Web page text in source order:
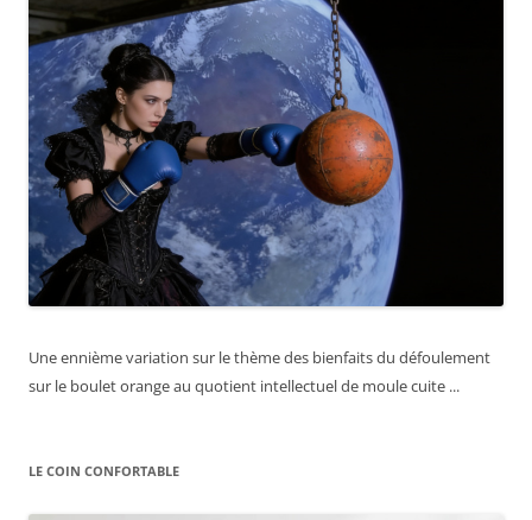
Une ennième variation sur le thème des bienfaits du défoulement
sur le boulet orange au quotient intellectuel de moule cuite ...
LE COIN CONFORTABLE